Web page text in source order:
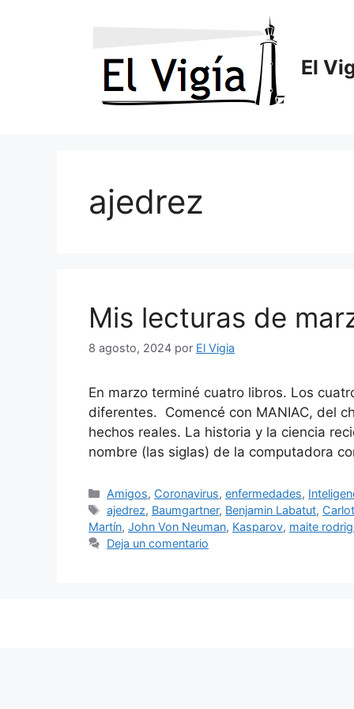
El
ajedrez
Mis lecturas de
8 agosto, 2024 por El Vigia
En marzo terminé cuatro libros. Los
diferentes. Comencé con MANIAC, del
hechos reales. La historia y la ciencia
nombre (las siglas) de la computadora
Categorías
Amigos, Coronavirus,enfermedades,
Etiquetas
ajedrez, Baumgartner, Benjamin Labatut,
Martín, John Von Neuman, Kasparov, maite
Deja un comentario